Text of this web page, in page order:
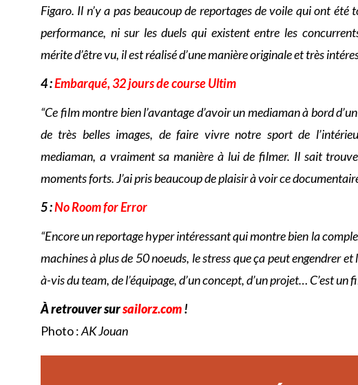
Figaro. Il n’y a pas beaucoup de reportages de voile qui ont été
performance, ni sur les duels qui existent entre les
mérite d’être vu, il est réalisé d’une manière originale et très
4 :Embarqué, 32 jours de course Ultim
“Ce film montre bien l’avantage d’avoir un mediaman à bord
de très belles images, de faire vivre notre sport de
mediaman, a vraiment sa manière à lui de filmer. Il sait
moments forts. J’ai pris beaucoup de plaisir à voir ce
5 :No Room for Error
“Encore un reportage hyper intéressant qui montre bien la
machines à plus de 50 noeuds, le stress que ça peut engendrer
à-vis du team, de l’équipage, d’un concept, d’un projet… C’est un
À retrouver sursailorz.com!
Photo :AK Jouan